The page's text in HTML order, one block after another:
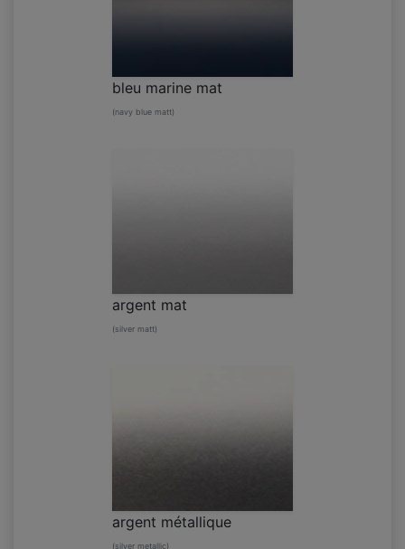
bleu marine mat
(navy blue matt)
argent mat
(silver matt)
argent métallique
(silver metallic)